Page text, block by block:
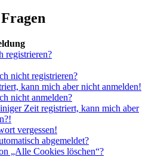
registrieren?
nicht registrieren?
kann mich aber nicht anmelden!
nicht anmelden?
Zeit registriert, kann mich aber
vergessen!
abgemeldet?
„Alle Cookies löschen“?